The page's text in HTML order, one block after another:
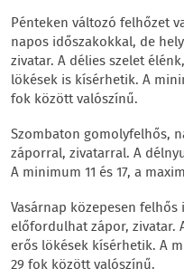
Pénteken változó felhőzet
napos időszakokkal, de
zivatar. A délies szelet
lökések is kísérhetik. A
fok között valószínű.
Szombaton gomolyfelhős,
záporral, zivatarral. A
A minimum 11 és 17, a
Vasárnap közepesen
előfordulhat zápor, zivatar.
erős lökések kísérhetik. A
29 fok között valószínű.